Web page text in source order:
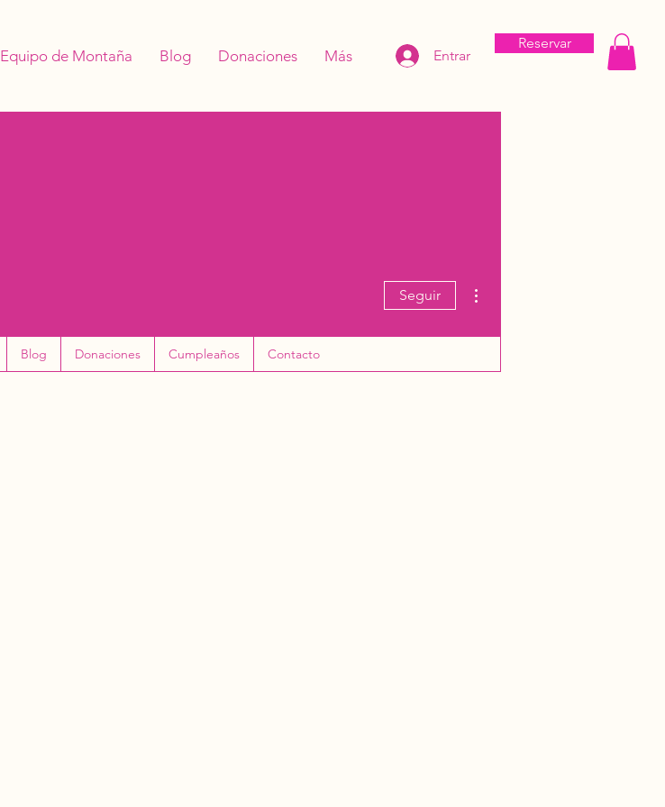
Equipo de Montaña Blog Donaciones Más Entrar
Reservar
Seguir
Blog Donaciones Cumpleaños Contacto